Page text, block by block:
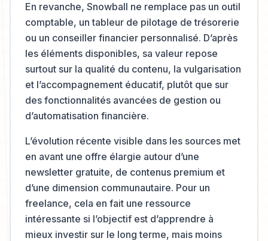
En revanche, Snowball ne remplace pas un outil
comptable, un tableur de pilotage de trésorerie
ou un conseiller financier personnalisé. D’après
les éléments disponibles, sa valeur repose
surtout sur la qualité du contenu, la vulgarisation
et l’accompagnement éducatif, plutôt que sur
des fonctionnalités avancées de gestion ou
d’automatisation financière.
L’évolution récente visible dans les sources met
en avant une offre élargie autour d’une
newsletter gratuite, de contenus premium et
d’une dimension communautaire. Pour un
freelance, cela en fait une ressource
intéressante si l’objectif est d’apprendre à
mieux investir sur le long terme, mais moins